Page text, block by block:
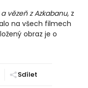
vězeň z Azkabanu, z
na všech filmech
obraz je o
Sdílet